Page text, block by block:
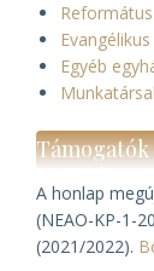
Egyéb
Támogatók
A honlap
(NEAO-KP-1-
(2021/2022).